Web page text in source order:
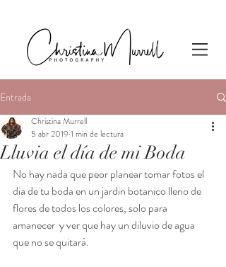
Entrada
Lluvia el día de mi Boda
Christina Murrell
5 abr 2019 1 min de lectura
No hay nada que peor planear tomar fotos el
dia de tu boda en un jardin botanico lleno de
flores de todos los colores, solo para
amanecer  y ver que hay un diluvio de agua
que no se quitará.